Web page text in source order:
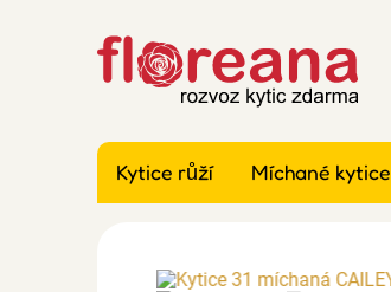
Kytice růží Míchané kytice